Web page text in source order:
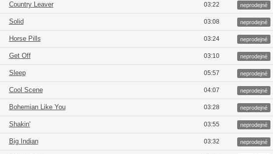
Country Leaver 03:22 neprodejné
Solid 03:08 neprodejné
Horse Pills 03:24 neprodejné
Get Off 03:10 neprodejné
Sleep 05:57 neprodejné
Cool Scene 04:07 neprodejné
Bohemian Like You 03:28 neprodejné
Shakin' 03:55 neprodejné
Big Indian 03:32 neprodejné